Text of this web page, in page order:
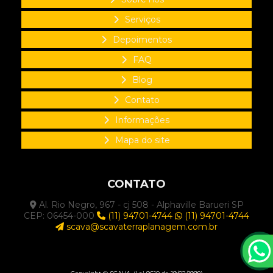
Terraplanagem escavadeira
Terraplanagem orçamento
Terraplanagem residencial
Terraplanagem retroescavadeira
Terraplanagem em São Paulo
Terraplanagem terreno residencial
Terraplenagem corte e aterro
Terraplenagem empresas
Terraplenagem obra civil
Serviços
Depoimentos
FAQ
Blog
Contato
Informações
Mapa do site
CONTATO
Al. Rio Negro, 967 - cj 508 - Alphaville Barueri SP
CEP: 06454-000
(11) 94701-4744
(11) 94701-4744
scava@scavaterraplanagem.com.br